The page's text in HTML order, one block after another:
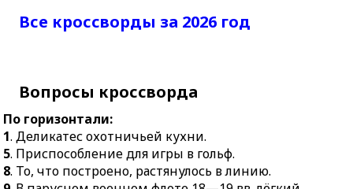
делителя на целое
тротуара или дороги.
20.Наивысшая точка
небесной сферы.
21.Чёрный кофе с
мороженым.
организации.
его совершения.
перекрытие.
16.Смещение блоков
горных пород друг
Все кроссворды за 2026 год
Вопросы кроссворда
По горизонтали:
1. Деликатес охотничьей кухни.
5. Приспособление для игры в гольф.
8. То, что построено, растянулось в линию.